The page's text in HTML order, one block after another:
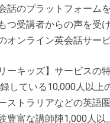
話のプラットフォーム
つ受講者からの声を受
オンライン英会話サービ
ーキッズ】サービスの
している10,000人以上
ストラリアなどの英語
豊富な講師陣1,000人以